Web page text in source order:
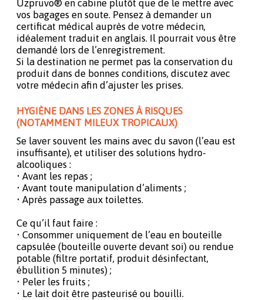
Uzpruvo® en cabine plutôt que de le mettre avec
vos bagages en soute. Pensez à demander un
certificat médical auprès de votre médecin,
idéalement traduit en anglais. Il pourrait vous être
demandé lors de l’enregistrement.
Si la destination ne permet pas la conservation du
produit dans de bonnes conditions, discutez avec
votre médecin afin d’ajuster les prises.
HYGIÈNE DANS LES ZONES À RISQUES
(NOTAMMENT MILEUX TROPICAUX)
Se laver souvent les mains avec du savon (l’eau est
insuffisante), et utiliser des solutions hydro-
alcooliques :
• Avant les repas ;
• Avant toute manipulation d’aliments ;
• Après passage aux toilettes.
Ce qu’il faut faire :
• Consommer uniquement de l’eau en bouteille
capsulée (bouteille ouverte devant soi) ou rendue
potable (filtre portatif, produit désinfectant,
ébullition 5 minutes) ;
• Peler les fruits ;
• Le lait doit être pasteurisé ou bouilli.